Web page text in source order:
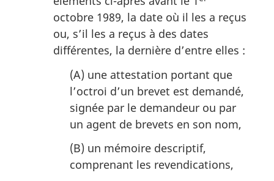
octobre 1989, la date où il les a reçus
ou, s’il les a reçus à des dates
différentes, la dernière d’entre elles :
(A) une attestation portant que
l’octroi d’un brevet est demandé,
signée par le demandeur ou par
un agent de brevets en son nom,
(B) un mémoire descriptif,
comprenant les revendications,